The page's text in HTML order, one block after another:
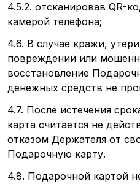
4.5.2. отсканировав QR-
камерой телефона;
4.6. В случае кражи,
повреждении или
восстановление
денежных средств не
4.7. После истечения
карта считается не
отказом Держателя от
Подарочную карту.
4.8. Подарочной картой